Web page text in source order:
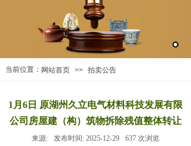
网站首页 >> 拍卖公告
当前位置：
1月6日 原湖州久立电气材料科技发展有限
公司房屋建（构）筑物拆除残值整体转让
来源: 发布时间: 2025-12-29 637 次浏览